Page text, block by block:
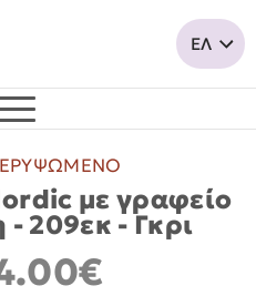
με γραφείο
- 209εκ - Γκρι